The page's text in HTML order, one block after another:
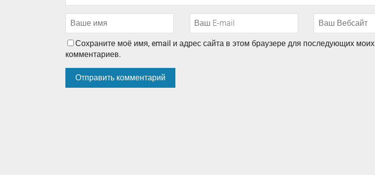
Сохраните моё имя, email и адрес сайта в этом браузере для последующих моих
комментариев.